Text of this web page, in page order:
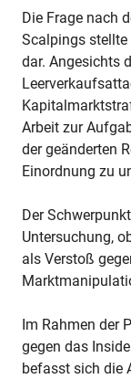
Die Frage nach
Scalpings
dar. Angesichts
Arbeit zur
der geänderten
Einordnung zu
Der
Untersuchung,
als Verstoß
Im Rahmen der
gegen das
befasst sich die